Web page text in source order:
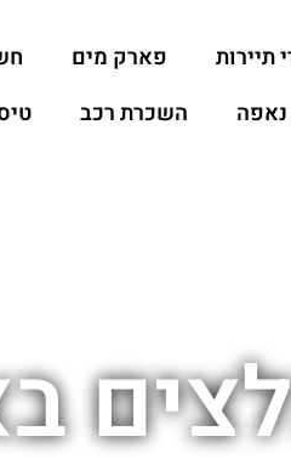
תיירות פארק מים
השכרת רכב